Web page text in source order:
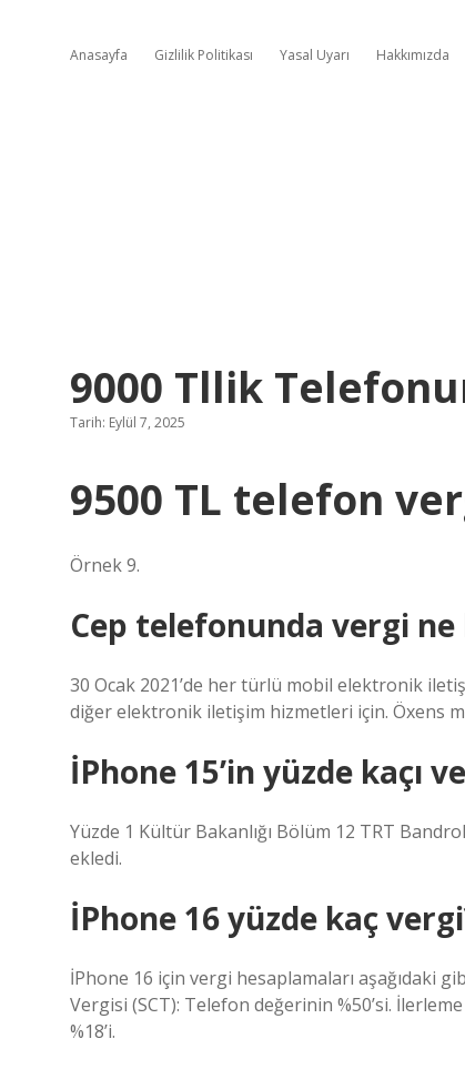
Anasayfa Gizlilik Politikası Yasal Uyarı Hakkımızda
9000 Tllik
Tarih: Eylül 7, 2025
9500 TL telefon
Örnek 9.
Cep telefonunda vergi ne
30 Ocak 2021’de her türlü mobil elektronik
diğer elektronik iletişim hizmetleri için. Öxens
İPhone 15’in yüzde kaçı
Yüzde 1 Kültür Bakanlığı Bölüm 12 TRT
ekledi.
İPhone 16 yüzde kaç
İPhone 16 için vergi hesaplamaları aşağıdaki
Vergisi (SCT): Telefon değerinin %50’si.
%18’i.